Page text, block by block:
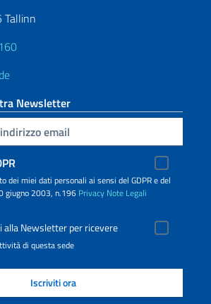
Tallinn
Newsletter
dei miei dati personali ai sensi del GDPR e del
giugno 2003, n.196 Privacy Note Legali
alla Newsletter per ricevere
di questa sede